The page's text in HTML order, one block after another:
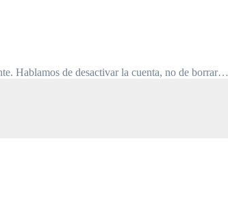
Hablamos de desactivar la cuenta, no de borrar…